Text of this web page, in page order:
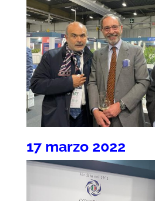
17 marzo 2022